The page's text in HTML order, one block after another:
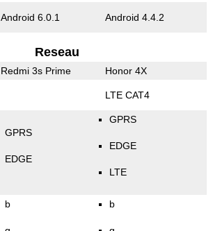
Android 6.0.1 Android 4.4.2
Reseau
Redmi 3s Prime Honor 4X
LTE CAT4
GPRS
EDGE
GPRS
EDGE
LTE
b b